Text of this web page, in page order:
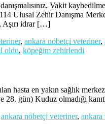
Vakit
Ulusal Zehir Danışma
Aşırı idrar […]
, ankara nöbetçi veteriner,
oldu, köpeğim zehirlendi
hasta en yakın sağlık
gün) Kuduz olmadığı
ankara nöbetçi veteriner, ankara